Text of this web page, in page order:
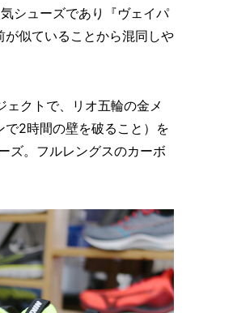
シューズであり『ヴェイパ
似ていることから混同しや
ェクトで、リオ五輪の金メ
2時間の壁を破ること）を
ズ。フルレングスのカーボ